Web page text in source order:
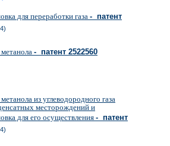
для переработки газа - патент
- патент 2522560
из углеводородного газа
месторождений и
для его осуществления- патент